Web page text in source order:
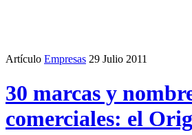
Artículo Empresas 29 Julio 2011
30 marcas y
comerciales: el